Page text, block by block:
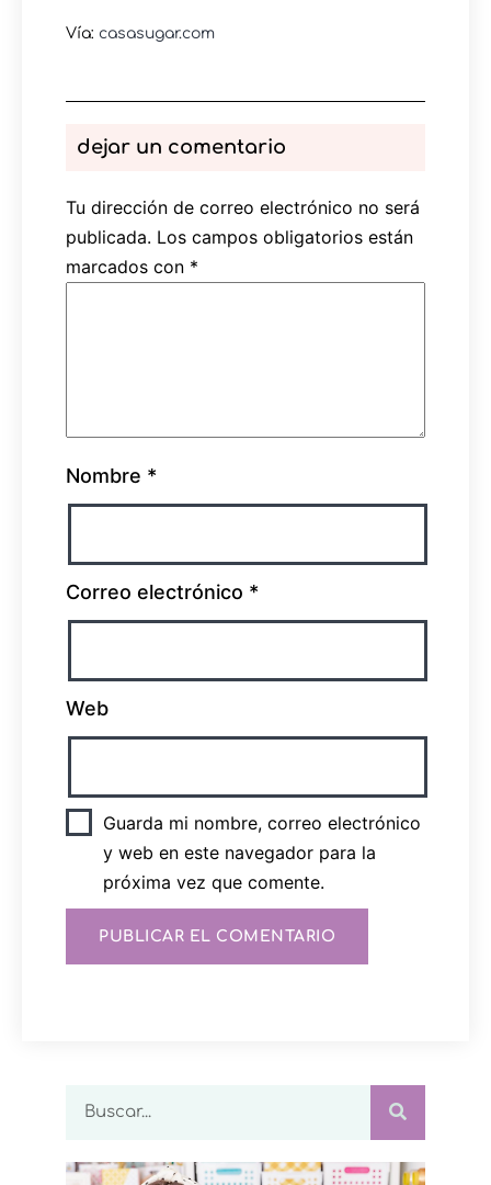
Vía: casasugar.com
dejar un comentario
Tu dirección de correo electrónico no será
publicada. Los campos obligatorios están
marcados con *
Nombre *
Correo electrónico *
Web
Guarda mi nombre, correo electrónico
y web en este navegador para la
próxima vez que comente.